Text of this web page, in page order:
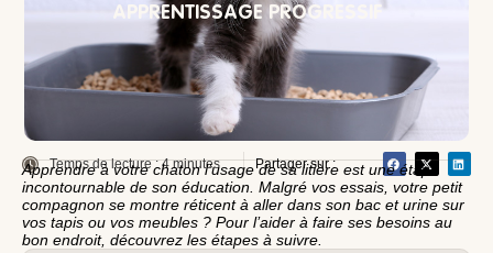
APPRENTISSAGE PROGRESSIF
Temps de lecture : 4 minutes Partager sur :
Apprendre à votre chaton l’usage de sa litière est une étape
incontournable de son éducation. Malgré vos essais, votre petit
compagnon se montre réticent à aller dans son bac et urine sur
vos tapis ou vos meubles ? Pour l’aider à faire ses besoins au
bon endroit, découvrez les étapes à suivre.